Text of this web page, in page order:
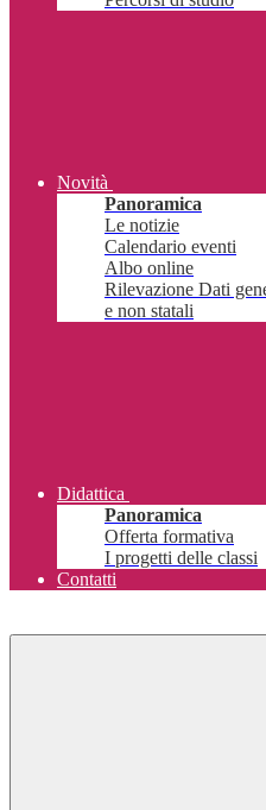
Novità
Panoramica
Le notizie
Calendario eventi
Albo online
Rilevazione Dati
e non statali
Didattica
Panoramica
Offerta formativa
I progetti delle classi
Contatti